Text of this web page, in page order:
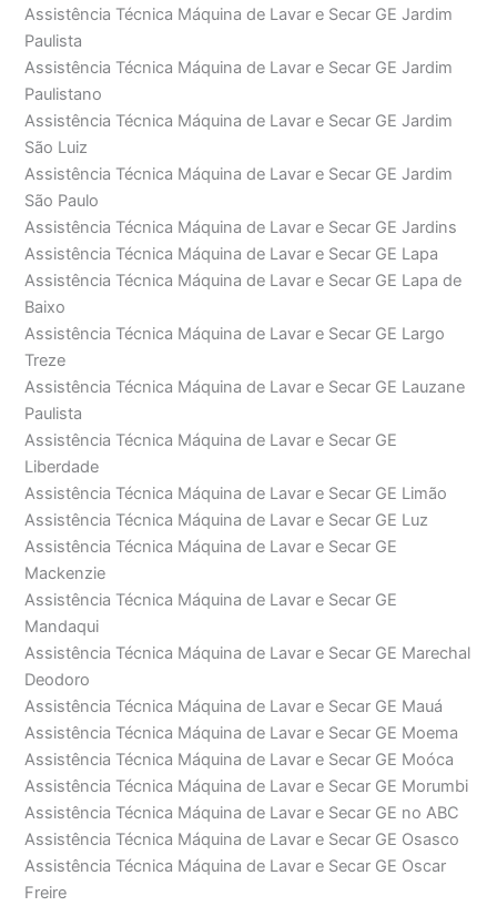
Assistência Técnica Máquina de Lavar e Secar GE Jardim
Paulista
Assistência Técnica Máquina de Lavar e Secar GE Jardim
Paulistano
Assistência Técnica Máquina de Lavar e Secar GE Jardim
São Luiz
Assistência Técnica Máquina de Lavar e Secar GE Jardim
São Paulo
Assistência Técnica Máquina de Lavar e Secar GE Jardins
Assistência Técnica Máquina de Lavar e Secar GE Lapa
Assistência Técnica Máquina de Lavar e Secar GE Lapa de
Baixo
Assistência Técnica Máquina de Lavar e Secar GE Largo
Treze
Assistência Técnica Máquina de Lavar e Secar GE Lauzane
Paulista
Assistência Técnica Máquina de Lavar e Secar GE
Liberdade
Assistência Técnica Máquina de Lavar e Secar GE Limão
Assistência Técnica Máquina de Lavar e Secar GE Luz
Assistência Técnica Máquina de Lavar e Secar GE
Mackenzie
Assistência Técnica Máquina de Lavar e Secar GE
Mandaqui
Assistência Técnica Máquina de Lavar e Secar GE Marechal
Deodoro
Assistência Técnica Máquina de Lavar e Secar GE Mauá
Assistência Técnica Máquina de Lavar e Secar GE Moema
Assistência Técnica Máquina de Lavar e Secar GE Moóca
Assistência Técnica Máquina de Lavar e Secar GE Morumbi
Assistência Técnica Máquina de Lavar e Secar GE no ABC
Assistência Técnica Máquina de Lavar e Secar GE Osasco
Assistência Técnica Máquina de Lavar e Secar GE Oscar
Freire